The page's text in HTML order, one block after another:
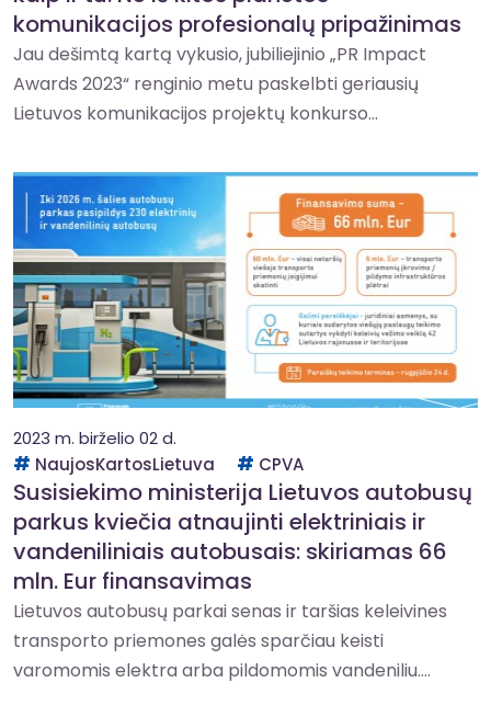
komunikacijos profesionalų pripažinimas
Jau dešimtą kartą vykusio, jubiliejinio „PR Impact
Awards 2023“ renginio metu paskelbti geriausių
Lietuvos komunikacijos projektų konkurso...
2023 m. birželio 02 d.
NaujosKartosLietuva
CPVA
Susisiekimo ministerija Lietuvos autobusų
parkus kviečia atnaujinti elektriniais ir
vandeniliniais autobusais: skiriamas 66
mln. Eur finansavimas
Lietuvos autobusų parkai senas ir taršias keleivines
transporto priemones galės sparčiau keisti
varomomis elektra arba pildomomis vandeniliu....